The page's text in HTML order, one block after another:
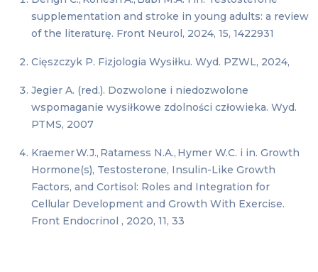
supplementation and stroke in young adults: a review
of the literaturę. Front Neurol, 2024, 15, 1422931
Cięszczyk P. Fizjologia Wysiłku. Wyd. PZWL, 2024,
Jegier A. (red.). Dozwolone i niedozwolone
wspomaganie wysiłkowe zdolności człowieka. Wyd.
PTMS, 2007
Kraemer W.J., Ratamess N.A., Hymer W.C. i in. Growth
Hormone(s), Testosterone, Insulin-Like Growth
Factors, and Cortisol: Roles and Integration for
Cellular Development and Growth With Exercise.
Front Endocrinol , 2020, 11, 33